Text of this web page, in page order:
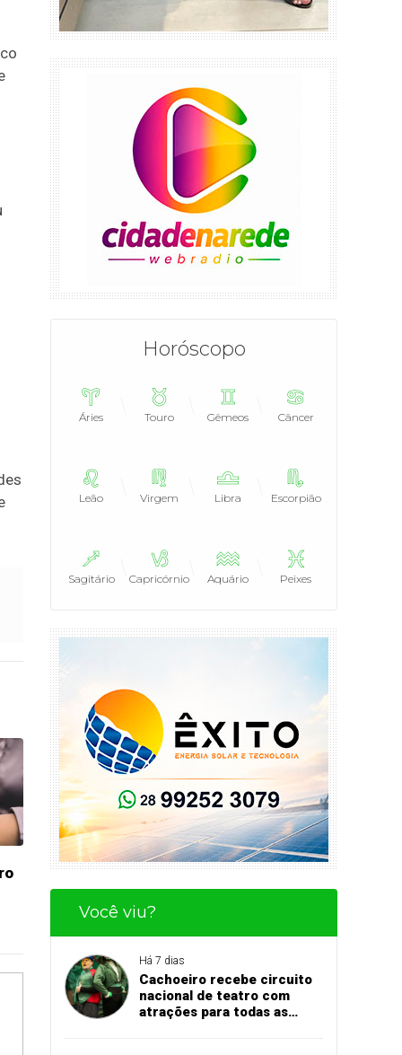
Horóscopo
Áries Touro Gêmeos Câncer
Leão Virgem Libra Escorpião
Sagitário Capricórnio Aquário Peixes
Você viu?
Há 7 dias
Cachoeiro recebe circuito
nacional de teatro com
atrações para todas as